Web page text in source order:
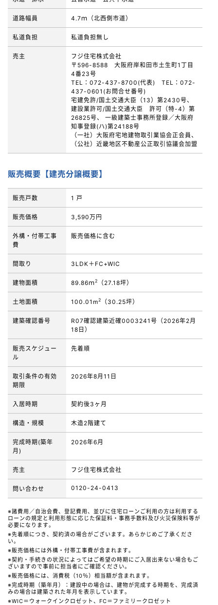
道路幅員 4.7ｍ（北西側市道）
私道負担 私道負担無し
売主
フジ住宅株式会社
〒596-8588 大阪府岸和田市土生町1丁目
4番23号
TEL：072-437-8700(代表) TEL：072-
437-0601(お問合せ番号)
宅建免許/国土交通大臣（13）第2430号、
建設業許可/国土交通大臣 許可（特-4）第
26825号、 一級建築士事務所登録／大阪府
知事登録(ハ)第24188号
（一社）大阪府宅地建物取引業協会正会員、
（公社）近畿地区不動産公正取引協議会加盟
販売概要【建売分譲概要】
販売戸数 1 戸
販売価格 3,590万円
外構・付帯工事
費
販売価格に含む
間取り 3LDK＋FC+WIC
建物面積 89.86ｍ2 （27.18坪）
土地面積 100.01m2 （30.25坪）
建築確認番号
R07確認建築近確0003241号（2026年2月
18日）
販売スケジュー
ル
先着順
取引条件の有効
期限
2026年8月11日
入居時期 契約後3ヶ月
構造・規模 木造2階建て
完成時期(築年
月)
2026年6月
売主 フジ住宅株式会社
問い合わせ 0120-24-0413
※諸費用／自治会費、登記費用、並びに住宅ローンご利用の方は利用する
ローンの規定と利用形態に応じた保証料・事務手数料及び火災保険料等が
必要になります。
※先着順につき、契約済の場合がございます。あらかじめご了承くださ
い。
※販売価格には外構・付帯工事費が含まれます。
※契約・手続きの状況によってはご希望の時期にご入居出来ない場合もご
ざいますので事前に担当者にご確認ください。
※販売価格には、消費税（10％）相当額が含まれます。
※完成時期（築年月）：建設中の場合は、建物が完成する時期を、完成済
みの場合は建築された年月を表示しています。
※WIC＝ウォークインクロゼット、FC＝ファミリークロゼット